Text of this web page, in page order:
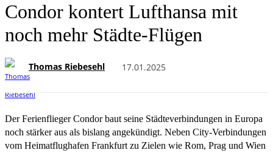
Condor kontert Lufthansa mit
noch mehr Städte-Flügen
Thomas Riebesehl 17.01.2025
Der Ferienflieger Condor baut seine Städteverbindungen in Europa
noch stärker aus als bislang angekündigt. Neben City-Verbindungen
vom Heimatflughafen Frankfurt zu Zielen wie Rom, Prag und Wien